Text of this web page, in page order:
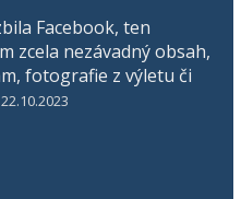
Facebook, ten
zcela nezávadný obsah,
fotografie z výletu či
22.10.2023